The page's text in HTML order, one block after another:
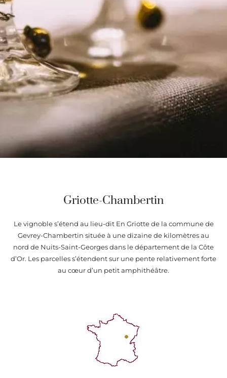
Griotte-Chambertin
Le vignoble s’étend au lieu-dit En Griotte de la commune de
Gevrey-Chambertin située à une dizaine de kilomètres au
nord de Nuits-Saint-Georges dans le département de la Côte
d’Or. Les parcelles s’étendent sur une pente relativement forte
au cœur d’un petit amphithéâtre.